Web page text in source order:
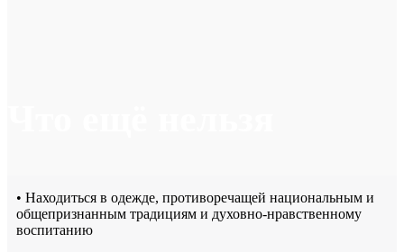
• Находиться в одежде, противоречащей национальным и
общепризнанным традициям и духовно-нравственному
воспитанию